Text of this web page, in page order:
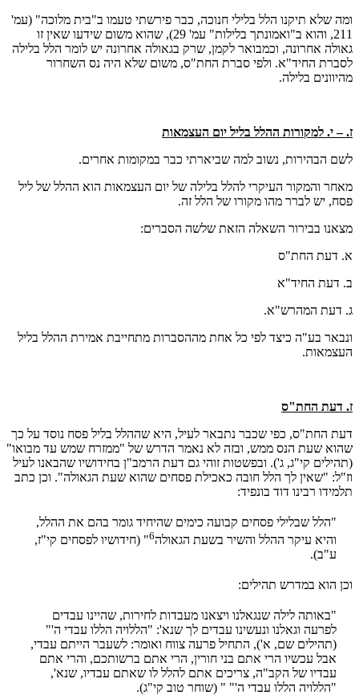
ומה שלא תיקנו הלל בלילי חנוכה, כבר פירשתי טעמו ב"בית מלוכה" (עמ'
211, והוא ב"ואמונתך בלילות" עמ' 29), שהוא משום שידעו שאין זו
גאולה אחרונה, וכמבואר לקמן, שרק בגאולה אחרונה יש לומר הלל בלילה
לסברת החיד"א. ולפי סברת החת"ס, משום שלא היה נס השחרור
מהיוונים בלילה.
ז. – י. למקורות ההלל בליל יום העצמאות
לשם הבהירות, נשוב למה שביארתי כבר במקומות אחרים.
מאחר והמקור העיקרי להלל בלילה של יום העצמאות הוא ההלל של ליל
פסח, יש לברר מהו מקורו של הלל זה.
מצאנו בבירור השאלה הזאת שלשה הסברים:
א. דעת החת"ס
ב. דעת החיד"א
ג. דעת המהרש"א.
ונבאר בע"ה כיצד לפי כל אחת מההסברות מתחייבת אמירת ההלל בליל
העצמאות.
ז. דעת החת"ס
דעת החת"ס, כפי שכבר נתבאר לעיל, היא שההלל בליל פסח נוסד על כך
שהוא שעת הנס ממש, ובזה לא נאמר הדרש של "ממזרח שמש עד מבואו"
(תהילים קי"ג, ג'). ובפשטות זוהי גם דעת הרמב"ן בחידושיו שהבאנו לעיל
וז"ל: "שאין לך הלל חובה כאכילת פסחים שהוא שעת הגאולה". וכן כתב
תלמידו רבינו דוד בונפיד:
"הלל שבלילי פסחים קבועה כימים שהיחיד גומר בהם את ההלל,
והיא עיקר ההלל והשיר בשעת הגאולה6" (חידושיו לפסחים קי"ז,
ע"ב).
וכן הוא במדרש תהילים:
"באותה לילה שנגאלנו ויצאנו מעבדות לחירות, שהיינו עבדים
לפרעה וגאלנו ונעשינו עבדים לך שנא': "הללויה הללו עבדי ה'"
(תהילים שם, א'), התחיל פרעה צווח ואומר: לשעבר הייתם עבדי,
אבל עכשיו הרי אתם בני חורין, הרי אתם ברשותכם, והרי אתם
עבדיו של הקב"ה, צריכים אתם להלל לו שאתם עבדיו, שנא',
"הללויה הללו עבדי ה'" " (שוחר טוב קי"ג).